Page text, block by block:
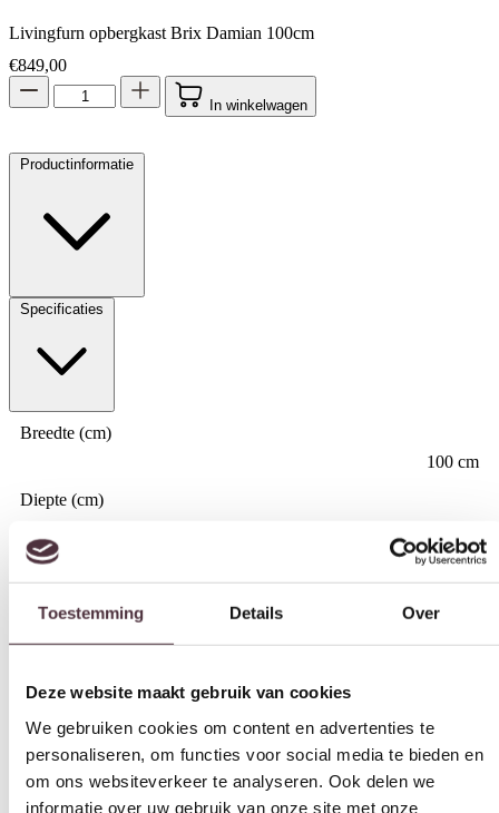
Deze website maakt gebruik van cookies
We gebruiken cookies om content en advertenties te
om ons websiteverkeer te analyseren. Ook delen we
informatie over uw gebruik van onze site met onze
partners voor social media, adverteren en analyse. Deze
partners kunnen deze gegevens combineren met andere
informatie die u aan ze heeft verstrekt of die ze hebben
Livingfurn opbergkast Brix Damian 100cm
€849,00
In winkelwagen
Productinformatie
Specificaties
Breedte (cm)
100 cm
Diepte (cm)
Hoogte (cm)
Materiaal
Mangohout
Merk